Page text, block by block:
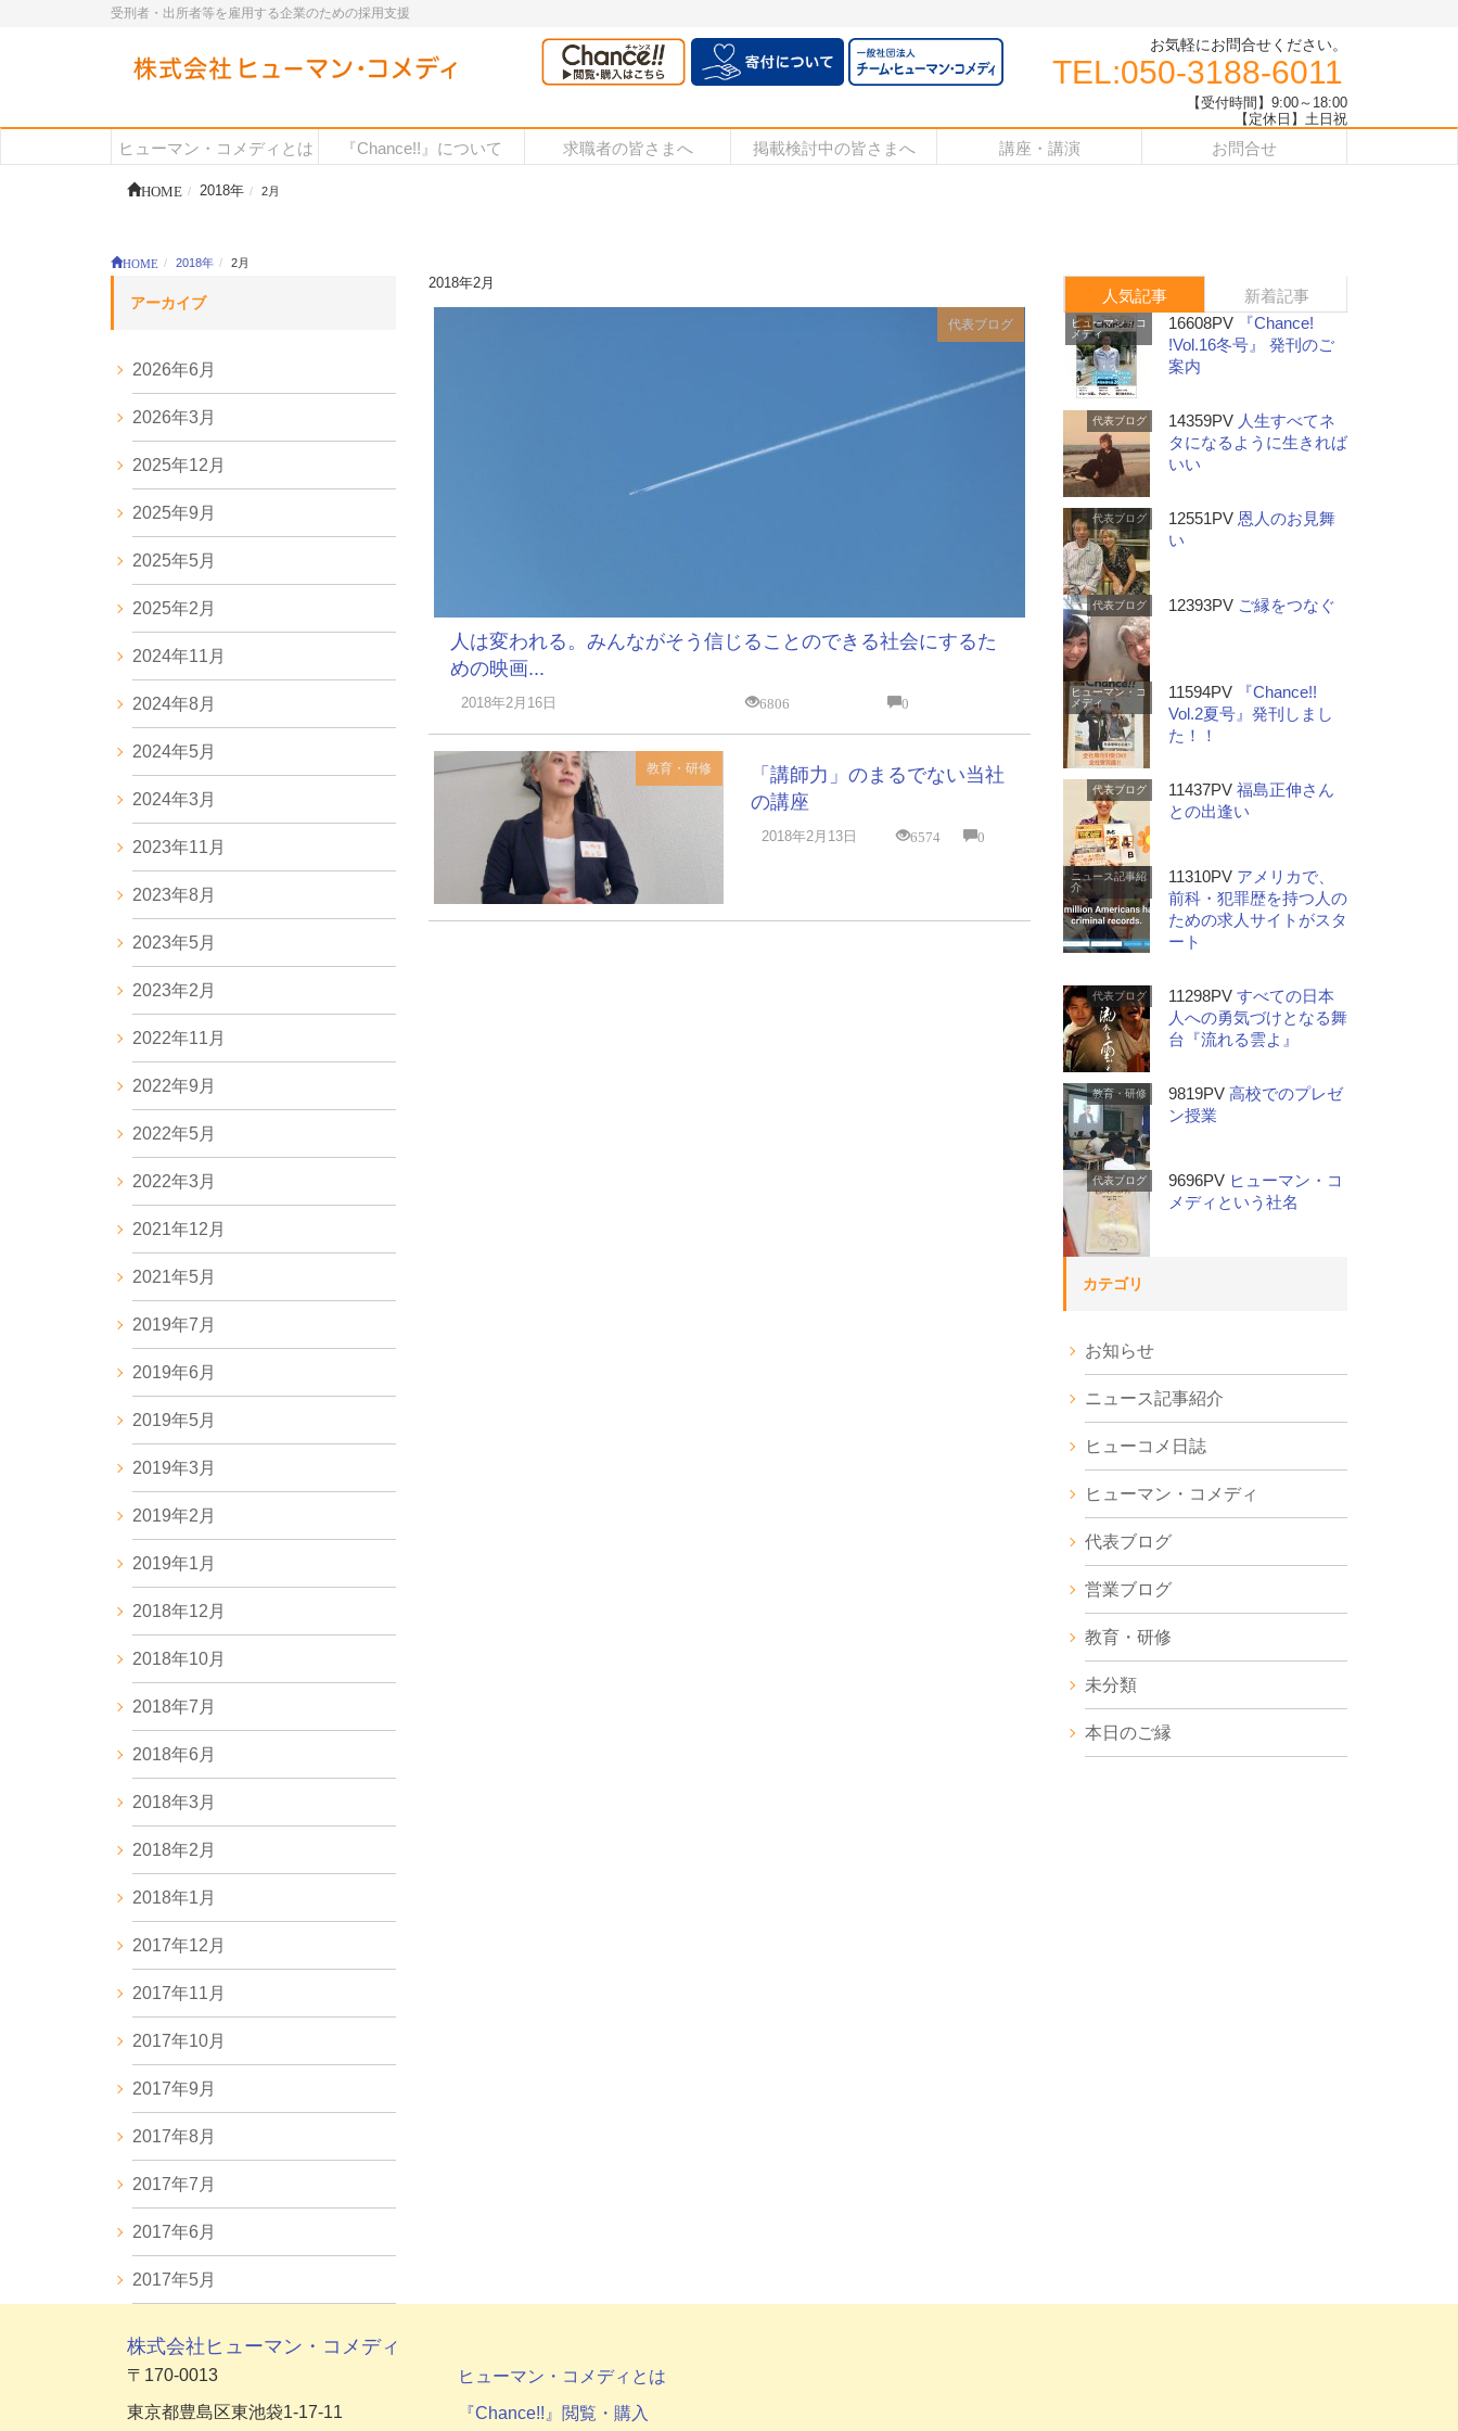
受刑者・出所者等を雇用する企業のための採用支援
お気軽にお問合せください。
TEL:050-3188-6011
【受付時間】9:00～18:00
【定休日】土日祝
ヒューマン・コメディとは 『Chance!!』について 求職者の皆さまへ 掲載検討中の皆さまへ 講座・講演 お問合せ
HOME 2018年 2月
HOME 2018年 2月
2018年2月
代表ブログ
人は変われる。みんながそう信じることのできる社会にするた
めの映画...
2018年2月16日 6806 0
教育・研修
「講師力」のまるでない当社
の講座
2018年2月13日 6574 0
アーカイブ
2026年6月
2026年3月
2025年12月
2025年9月
2025年5月
2025年2月
2024年11月
2024年8月
2024年5月
2024年3月
2023年11月
2023年8月
2023年5月
2023年2月
2022年11月
2022年9月
2022年5月
2022年3月
2021年12月
2021年5月
2019年7月
2019年6月
2019年5月
2019年3月
2019年2月
2019年1月
2018年12月
2018年10月
2018年7月
2018年6月
2018年3月
2018年2月
2018年1月
2017年12月
2017年11月
2017年10月
2017年9月
2017年8月
2017年7月
2017年6月
2017年5月
人気記事 新着記事
ヒューマン・コ
メディ
16608PV
『Chance!
!Vol.16冬号』 発刊のご
案内
代表ブログ 14359PV 人生すべてネ
タになるように生きれば
いい
代表ブログ 12551PV 恩人のお見舞
い
代表ブログ 12393PV ご縁をつなぐ
ヒューマン・コ
メディ
11594PV
『Chance!!
Vol.2夏号』発刊しまし
た！！
代表ブログ 11437PV 福島正伸さん
との出逢い
ニュース記事紹
介
11310PV アメリカで、
前科・犯罪歴を持つ人の
ための求人サイトがスタ
ート
代表ブログ 11298PV すべての日本
人への勇気づけとなる舞
台『流れる雲よ』
教育・研修 9819PV 高校でのプレゼ
ン授業
代表ブログ 9696PV ヒューマン・コ
メディという社名
カテゴリ
お知らせ
ニュース記事紹介
ヒューコメ日誌
ヒューマン・コメディ
代表ブログ
営業ブログ
教育・研修
未分類
本日のご縁
株式会社ヒューマン・コメディ
〒170-0013
東京都豊島区東池袋1-17-11
ヒューマン・コメディとは
『Chance!!』閲覧・購入